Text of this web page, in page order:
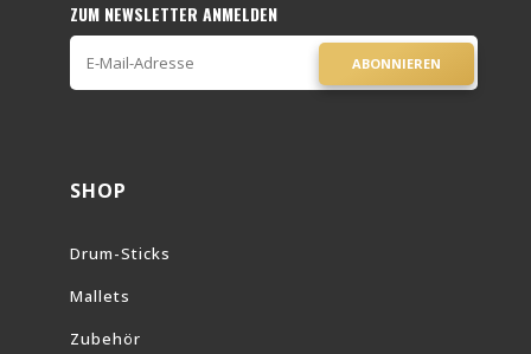
ZUM NEWSLETTER ANMELDEN
ABONNIEREN
SHOP
Drum-Sticks
Mallets
Zubehör